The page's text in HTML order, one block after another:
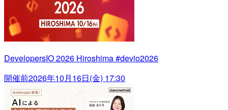
DevelopersIO 2026 Hiroshima #devio2026
開催前2026年10月16日(金) 17:30